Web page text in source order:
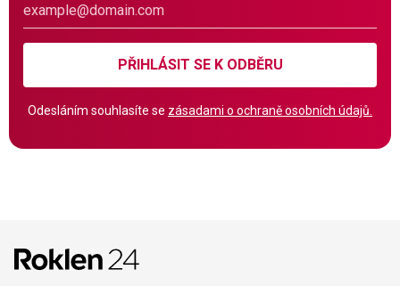
PŘIHLÁSIT SE K ODBĚRU
Odesláním souhlasíte se zásadami o ochraně osobních údajů.